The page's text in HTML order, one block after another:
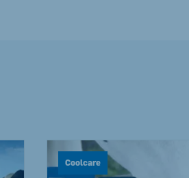
Coolcare